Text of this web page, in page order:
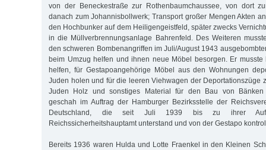
von der Beneckestraße zur Rothenbaumchaussee, von dort
danach zum Johannisbollwerk; Transport großer Mengen Akten
den Hochbunker auf dem Heiligengeistfeld, später zwecks
in die Müllverbrennungsanlage Bahrenfeld. Des Weiteren
den schweren Bombenangriffen im Juli/August 1943
beim Umzug helfen und ihnen neue Möbel besorgen. Er musste
helfen, für Gestapoangehörige Möbel aus den Wohnungen
Juden holen und für die leeren Viehwagen der Deportationszüge
Juden Holz und sonstiges Material für den Bau von Bänken
geschah im Auftrag der Hamburger Bezirksstelle der
Deutschland, die seit Juli 1939 bis zu ihrer
Reichssicherheitshauptamt unterstand und von der Gestapo
Bereits 1936 waren Hulda und Lotte Fraenkel in den Kleinen